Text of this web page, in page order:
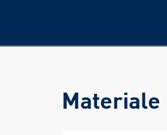
Materiale